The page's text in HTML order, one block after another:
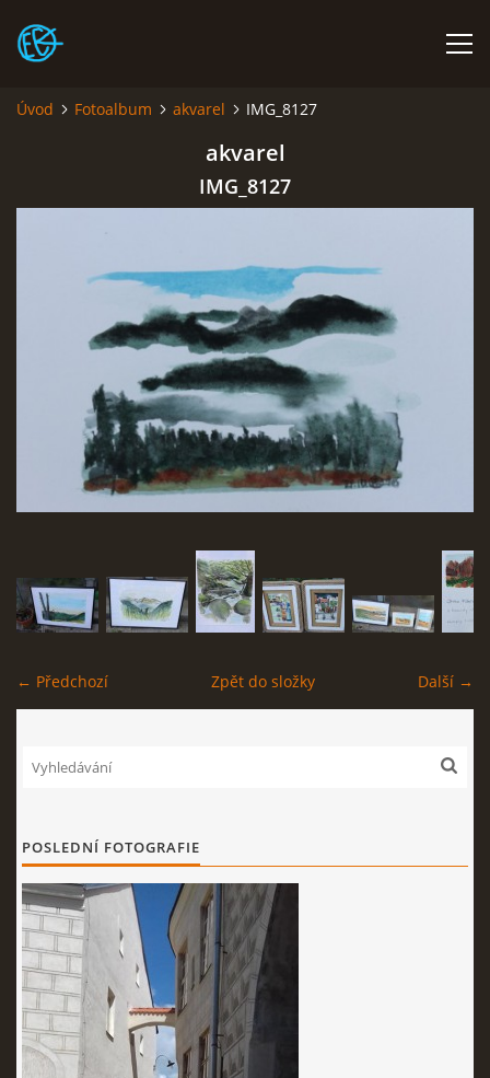
FIGURÁLNÍ KRESBA ŽIVĚ V PLZNI!
PLENÉR CAMP POD HRADEM RABÍ V ČERVNU
DVA VÍKENDY S KERAMIKOU
FOTOALBUM
NABÍDKA PRO VÁS: VÝMĚNNÝ OBCHOD!
© 2026 eStránky.cz |RSS
Úvod Fotoalbum akvarel IMG_8127
akvarel
IMG_8127
← Předchozí Další →
Zpět do složky
POSLEDNÍ FOTOGRAFIE